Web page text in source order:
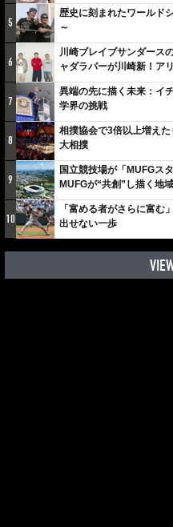
5
歴史に刻まれたワールド
～
6
川崎ブレイブサンダース
ャダラパーが川崎新！ア
しみでしかないでしょ。
7
異端の先に描く未来：イ
学界の挑戦
8
相撲協会で3倍以上増え
大相撲
9
国立競技場が「MUFGス
MUFGが“共創”し描く地
10
「富める者がさらに富む
出せない一歩